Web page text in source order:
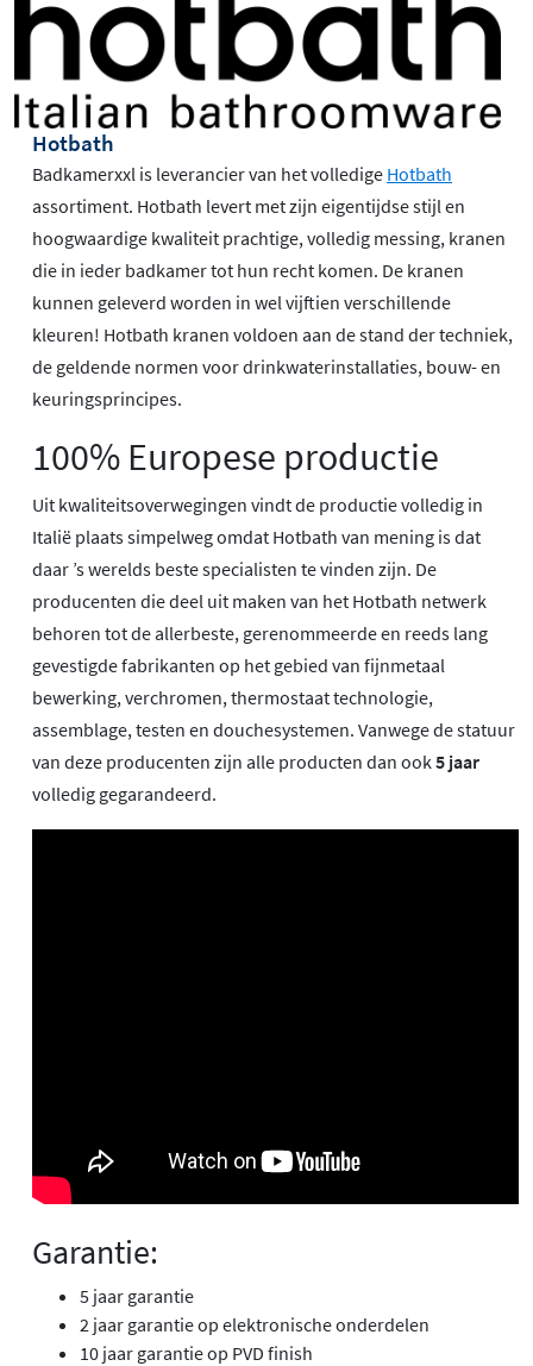
Hotbath
Badkamerxxl is leverancier van het volledige Hotbath
assortiment. Hotbath levert met zijn eigentijdse stijl en
hoogwaardige kwaliteit prachtige, volledig messing, kranen
die in ieder badkamer tot hun recht komen. De kranen
kunnen geleverd worden in wel vijftien verschillende
kleuren! Hotbath kranen voldoen aan de stand der techniek,
de geldende normen voor drinkwaterinstallaties, bouw- en
keuringsprincipes.
100% Europese productie
Uit kwaliteitsoverwegingen vindt de productie volledig in
Italië plaats simpelweg omdat Hotbath van mening is dat
daar ’s werelds beste specialisten te vinden zijn. De
producenten die deel uit maken van het Hotbath netwerk
behoren tot de allerbeste, gerenommeerde en reeds lang
gevestigde fabrikanten op het gebied van fijnmetaal
bewerking, verchromen, thermostaat technologie,
assemblage, testen en douchesystemen. Vanwege de statuur
van deze producenten zijn alle producten dan ook5 jaar
volledig gegarandeerd.
Garantie:
5 jaar garantie
2 jaar garantie op elektronische onderdelen
10 jaar garantie op PVD finish